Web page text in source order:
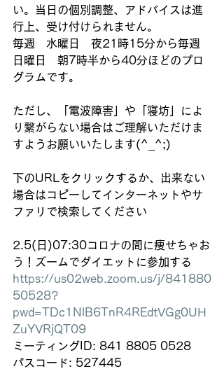
い。当日の個別調整、アドバイスは進
行上、受け付けられません。
毎週　水曜日　夜21時15分から毎週
日曜日　朝7時半から40分ほどのプロ
グラムです。
ただし、「電波障害」や「寝坊」によ
り繋がらない場合はご理解いただけま
すようお願いいたします(^_^;)
下のURLをクリックするか、出来ない
場合はコピーしてインターネットやサ
ファリで検索してください
2.5(日)07:30コロナの間に痩せちゃお
う！ズームでダイエットに参加する
https://us02web.zoom.us/j/841880
50528?
pwd=TDc1NlB6TnR4REdtVGg0UH
ZuYVRjQT09
ミーティングID: 841 8805 0528
パスコード: 527445